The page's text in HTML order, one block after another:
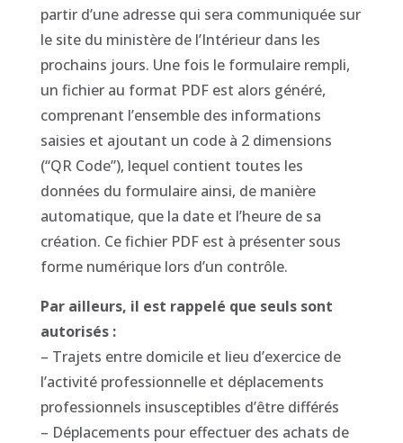
partir d’une adresse qui sera communiquée sur
le site du ministère de l’Intérieur dans les
prochains jours. Une fois le formulaire rempli,
un fichier au format PDF est alors généré,
comprenant l’ensemble des informations
saisies et ajoutant un code à 2 dimensions
(“QR Code”), lequel contient toutes les
données du formulaire ainsi, de manière
automatique, que la date et l’heure de sa
création. Ce fichier PDF est à présenter sous
forme numérique lors d’un contrôle.
Par ailleurs, il est rappelé que seuls sont
autorisés :
– Trajets entre domicile et lieu d’exercice de
l’activité professionnelle et déplacements
professionnels insusceptibles d’être différés
– Déplacements pour effectuer des achats de